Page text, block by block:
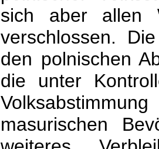
sich aber allen
verschlossen.
den polnischen
die unter
masurischen